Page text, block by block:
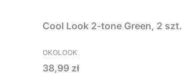
Cool Look 2-tone Green, 2 szt.
PRODUCENT
OKOLOOK
Cena
38,99 zł